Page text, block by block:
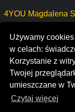
Używamy
w celach:
Korzystanie z
Twojej
umieszczane w
Czytaj więcej
4YOU Magdalena
spoons cafe
valmeon corporate
hoppecke argentina
buxton police dept